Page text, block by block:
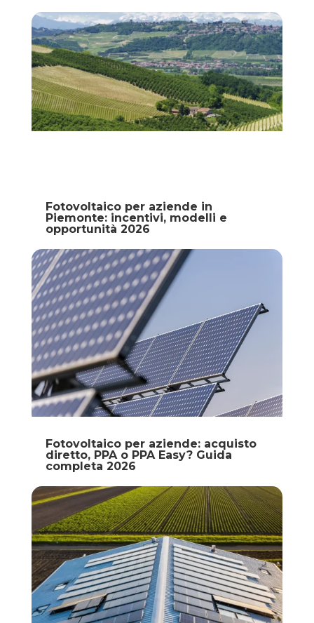
Fotovoltaico per aziende in
Piemonte: incentivi, modelli e
opportunità 2026
Fotovoltaico per aziende: acquisto
diretto, PPA o PPA Easy? Guida
completa 2026